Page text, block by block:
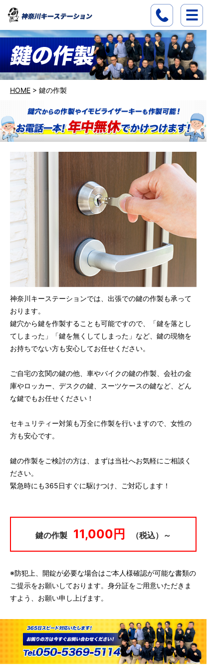
HOME > 鍵の作製
神奈川キーステーションでは、出張での鍵の作製も承って
おります。
鍵穴から鍵を作製することも可能ですので、「鍵を落とし
てしまった」「鍵を無くしてしまった」など、鍵の現物を
お持ちでない方も安心してお任せください。
ご自宅の玄関の鍵の他、車やバイクの鍵の作製、会社の金
庫やロッカー、デスクの鍵、スーツケースの鍵など、どん
な鍵でもお任せください！
セキュリティー対策も万全に作製を行いますので、女性の
方も安心です。
鍵の作製をご検討の方は、まずは当社へお気軽にご相談く
ださい。
緊急時にも365日すぐに駆けつけ、ご対応します！
鍵の作製 11,000円 （税込）～
※防犯上、開錠が必要な場合はご本人様確認が可能な書類の
ご提示をお願いしております。身分証をご用意いただきま
すよう、お願い申し上げます。